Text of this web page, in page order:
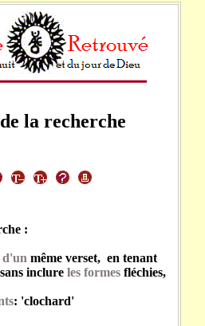
la recherche
:
d'un même verset, en tenant
sans inclureles formes fléchies,
: 'clochard'